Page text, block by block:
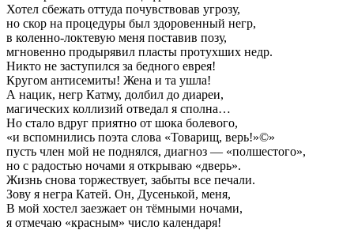
Хотел сбежать оттуда почувствовав угрозу,
но скор на процедуры был здоровенный негр,
в коленно-локтевую меня поставив позу,
мгновенно продырявил пласты протухших недр.
Никто не заступился за бедного еврея!
Кругом антисемиты! Жена и та ушла!
А нацик, негр Катму, долбил до диареи,
магических коллизий отведал я сполна…
Но стало вдруг приятно от шока болевого,
«и вспомнились поэта слова «Товарищ, верь!»©»
пусть член мой не поднялся, диагноз — «полшестого»,
но с радостью ночами я открываю «дверь».
Жизнь снова торжествует, забыты все печали.
Зову я негра Катей. Он, Дусенькой, меня,
В мой хостел заезжает он тёмными ночами,
я отмечаю «красным» число календаря!